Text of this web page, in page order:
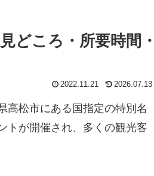
どころ・所要時間・
2022.11.21 2026.07.13
高松市にある国指定の特別名
トが開催され、多くの観光客